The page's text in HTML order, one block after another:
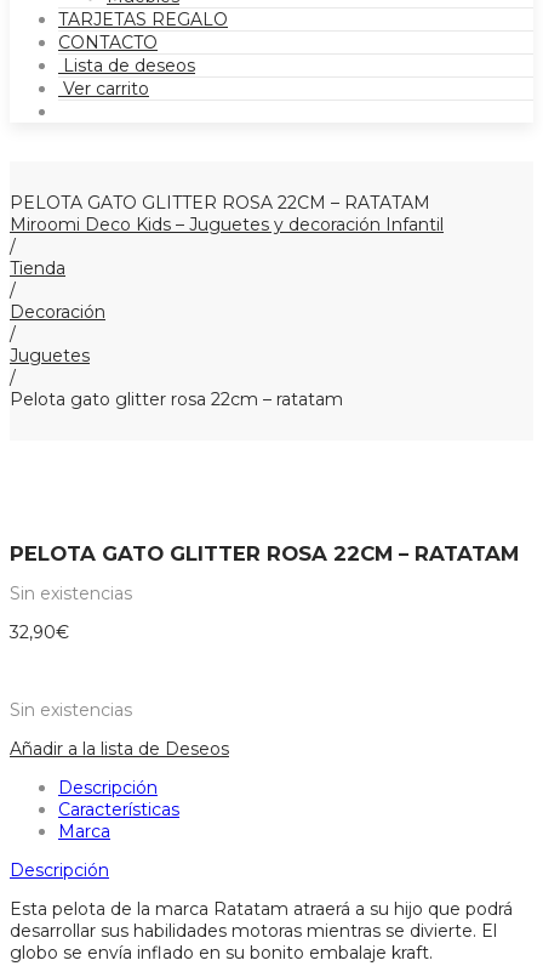
TARJETAS REGALO
CONTACTO
Lista de deseos
Ver carrito
PELOTA GATO GLITTER ROSA 22CM – RATATAM
Miroomi Deco Kids – Juguetes y decoración Infantil
/
Tienda
/
Decoración
/
Juguetes
/
Pelota gato glitter rosa 22cm – ratatam
PELOTA GATO GLITTER ROSA 22CM – RATATAM
Sin existencias
32,90€
Sin existencias
Añadir a la lista de Deseos
Descripción
Características
Marca
Descripción
Esta pelota de la marca Ratatam atraerá a su hijo que podrá
desarrollar sus habilidades motoras mientras se divierte. El
globo se envía inflado en su bonito embalaje kraft.